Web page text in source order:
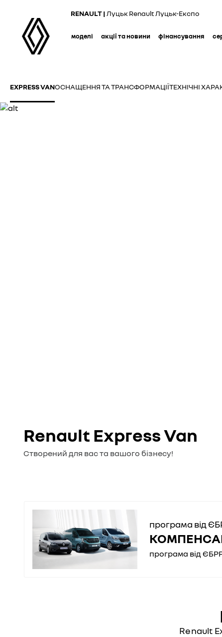
content
RENAULT | Луцьк Renault Луцьк-Експо
моделі акції та новини фінансування
EXPRESS VANОСНАЩЕННЯ ТА ТРАНСФОРМАЦІЇТЕХНІЧНІ
Renault Express Van
Створений для вас та вашого бізнесу!
програма від
програма від
Renault